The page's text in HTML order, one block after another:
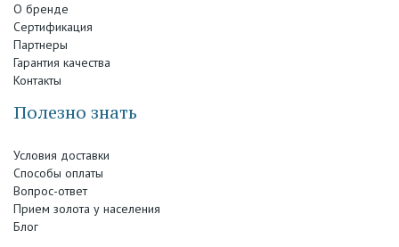
О бренде
Сертификация
Партнеры
Гарантия качества
Контакты
Полезно знать
Условия доставки
Способы оплаты
Вопрос-ответ
Прием золота у населения
Блог